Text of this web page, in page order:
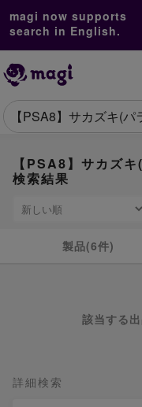
magi now supports
search in English.
詳細検索
【PSA8】サカズ
検索結果
製品(6件)
該当する